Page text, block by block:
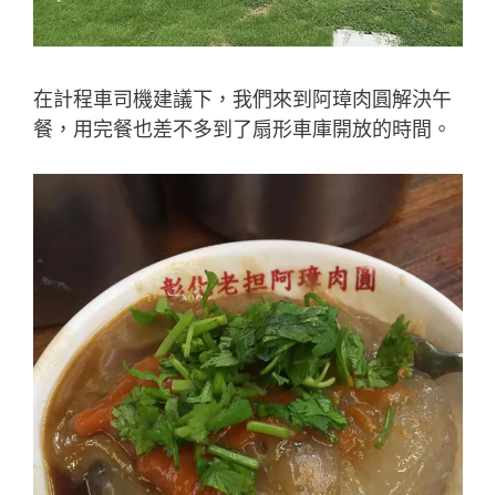
在計程車司機建議下，我們來到阿璋肉圓解決午
餐，用完餐也差不多到了扇形車庫開放的時間。